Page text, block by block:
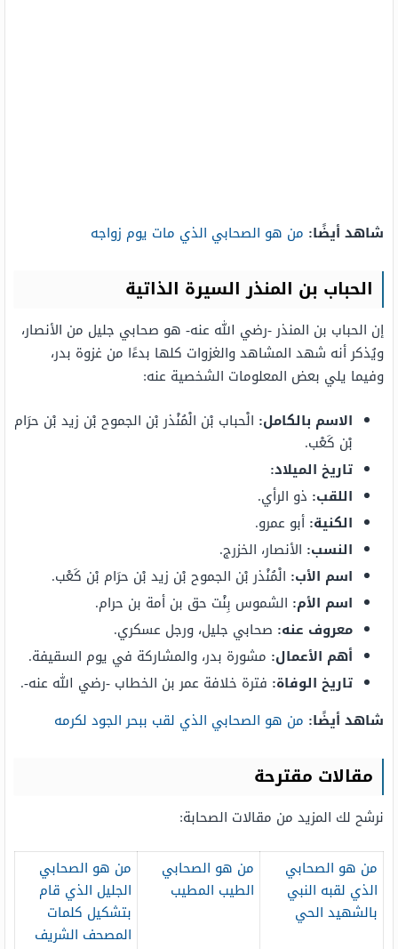
شاهد أيضًا: من هو الصحابي الذي مات يوم زواجه
الحباب بن المنذر السيرة الذاتية
إن الحباب بن المنذر -رضي الله عنه- هو صحابي جليل من الأنصار،
ويُذكر أنه شهد المشاهد والغزوات كلها بدءًا من غزوة بدر،
وفيما يلي بعض المعلومات الشخصية عنه:
الاسم بالكامل: الْحباب بْن الْمُنْذر بْن الجموح بْن زيد بْن حرَام
بْن كَعْب.
تاريخ الميلاد:
اللقب: ذو الرأي.
الكنية: أبو عمرو.
النسب: الأنصار، الخزرج.
اسم الأب: الْمُنْذر بْن الجموح بْن زيد بْن حرَام بْن كَعْب.
اسم الأم: الشموس بِنْت حق بن أمة بن حرام.
معروف عنه: صحابي جليل، ورجل عسكري.
أهم الأعمال: مشورة بدر، والمشاركة في يوم السقيفة.
تاريخ الوفاة: فترة خلافة عمر بن الخطاب -رضي الله عنه-.
شاهد أيضًا: من هو الصحابي الذي لقب ببحر الجود لكرمه
مقالات مقترحة
نرشح لك المزيد من مقالات الصحابة:
من هو الصحابي
الذي لقبه النبي
بالشهيد الحي
من هو الصحابي
الطيب المطيب
من هو الصحابي
الجليل الذي قام
بتشكيل كلمات
المصحف الشريف